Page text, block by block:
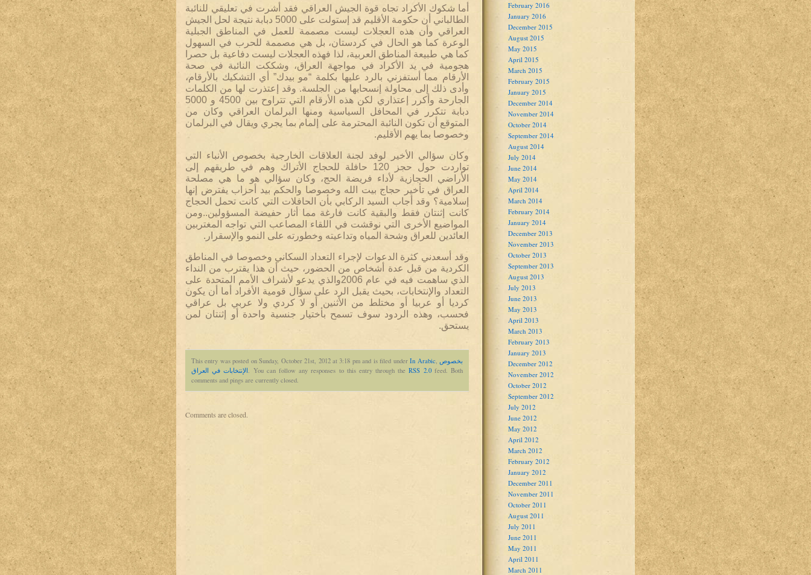
أما شكوك الأكراد تجاه قوة الجيش العراقي فقد أشرت في تعليقي للنائبة
الطالباني أن حكومة الأقليم قد إستولت على 5000 دبابة نتيجة لحل الجيش
العراقي وأن هذه العجلات ليست مصممة للعمل في المناطق الجبلية
الوعرة كما هو الحال في كردستان، بل هي مصممة للحرب في السهول
كما هي طبيعة المناطق العربية، لذا فهذه العجلات ليست دفاعية بل حصرا
هجومية في يد الأكراد في مواجهة العراق، وشككت النائبة في صحة
الأرقام مما أستفزني بالرد عليها بكلمة “مو بيدك” أي التشكيك بالأرقام،
وأدى ذلك إلى محاولة إنسحابها من الجلسة. وقد إعتذرت لها من الكلمات
الجارحة وأكرر إعتذاري لكن هذه الأرقام التي تتراوح بين 4500 و 5000
دبابة تتكرر في المحافل السياسية ومنها البرلمان العراقي وكان من
المتوقع أن تكون النائبة المحترمة على إلمام بما يجري ويقال في البرلمان
وخصوصا بما يهم الأقليم.
وكان سؤالي الأخير لوفد لجنة العلاقات الخارجية بخصوص الأنباء التي
تواردت حول حجز 120 حافلة للحجاج الأتراك وهم في طريقهم إلى
الأراضي الحجازية لأداء فريضة الحج، وكان سؤالي هو ما هي مصلحة
العراق في تأخير حجاج بيت الله وخصوصا والحكم بيد أحزاب يفترض إنها
إسلامية؟ وقد أجاب السيد الركابي بأن الحافلات التي كانت تحمل الحجاج
كانت إثنتان فقط والبقية كانت فارغة مما أثار حفيضة المسؤولين..ومن
المواضيع الأخرى التي نوقشت في اللقاء المصاعب التي تواجه المغتربين
العائدين للعراق وشحة المياه وتداعيته وخطورته على النمو والإسقرار.
وقد أسعدني كثرة الدعوات لإجراء التعداد السكاني وخصوصا في المناطق
الكردية من قبل عدة أشخاص من الحضور، حيث أن هذا يقترب من النداء
الذي ساهمت فيه في عام 2006والذي يدعو لأشراف الأمم المتحدة على
التعداد والإنتخابات، بحيث يقبل الرد على سؤال قومية الأفراد أما أن يكون
كرديا أو عربيا أو مختلط من الأثنين أو لا كردي ولا عربي بل عراقي
فحسب، وهذه الردود سوف تسمح بأختيار جنسية واحدة أو إثنتان لمن
يستحق.
This entry was posted on Sunday, October 21st, 2012 at 3:18 pm and is filed underIn Arabic,بخصوص
الإنتخابات في العراق. You can follow any responses to this entry through theRSS 2.0feed. Both
comments and pings are currently closed.
Comments are closed.
February 2016
January 2016
December 2015
August 2015
May 2015
April 2015
March 2015
February 2015
January 2015
December 2014
November 2014
October 2014
September 2014
August 2014
July 2014
June 2014
May 2014
April 2014
March 2014
February 2014
January 2014
December 2013
November 2013
October 2013
September 2013
August 2013
July 2013
June 2013
May 2013
April 2013
March 2013
February 2013
January 2013
December 2012
November 2012
October 2012
September 2012
July 2012
June 2012
May 2012
April 2012
March 2012
February 2012
January 2012
December 2011
November 2011
October 2011
August 2011
July 2011
June 2011
May 2011
April 2011
March 2011